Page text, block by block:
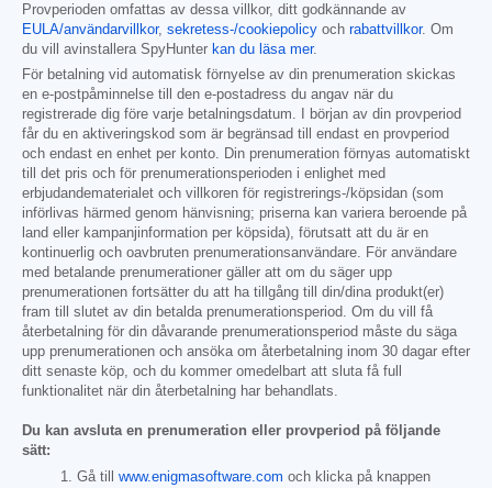
Provperioden omfattas av dessa villkor, ditt godkännande av
EULA/användarvillkor, sekretess-/cookiepolicy och rabattvillkor. Om
du vill avinstallera SpyHunter kan du läsa mer.
För betalning vid automatisk förnyelse av din prenumeration skickas
en e-postpåminnelse till den e-postadress du angav när du
registrerade dig före varje betalningsdatum. I början av din provperiod
får du en aktiveringskod som är begränsad till endast en provperiod
och endast en enhet per konto. Din prenumeration förnyas automatiskt
till det pris och för prenumerationsperioden i enlighet med
erbjudandematerialet och villkoren för registrerings-/köpsidan (som
införlivas härmed genom hänvisning; priserna kan variera beroende på
land eller kampanjinformation per köpsida), förutsatt att du är en
kontinuerlig och oavbruten prenumerationsanvändare. För användare
med betalande prenumerationer gäller att om du säger upp
prenumerationen fortsätter du att ha tillgång till din/dina produkt(er)
fram till slutet av din betalda prenumerationsperiod. Om du vill få
återbetalning för din dåvarande prenumerationsperiod måste du säga
upp prenumerationen och ansöka om återbetalning inom 30 dagar efter
ditt senaste köp, och du kommer omedelbart att sluta få full
funktionalitet när din återbetalning har behandlats.
Du kan avsluta en prenumeration eller provperiod på följande
sätt:
Gå till www.enigmasoftware.com och klicka på knappen